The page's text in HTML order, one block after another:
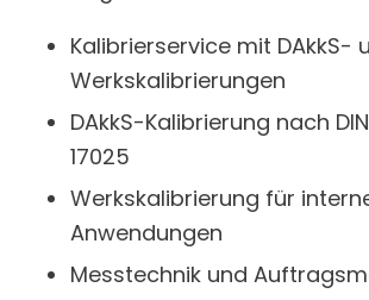
Kalibrierservice mit DAkkS-
Werkskalibrierungen
DAkkS-Kalibrierung nach DIN
17025
Werkskalibrierung für
Anwendungen
Messtechnik und